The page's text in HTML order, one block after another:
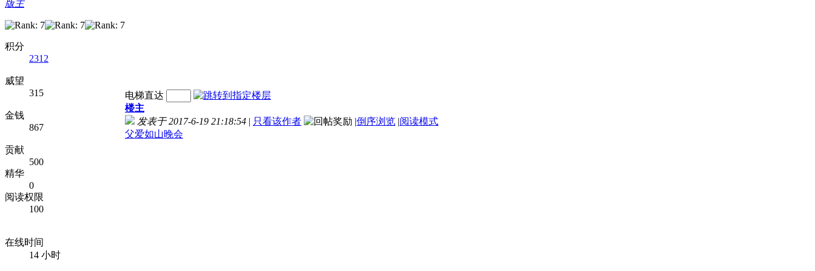
版主
积分
2312
威望
315
金钱
867
贡献
500
精华
0
阅读权限
100
在线时间
14 小时
电梯直达
楼主
发表于 2017-6-19 21:18:54 | 只看该作者 |倒序浏览 |阅读模式
父爱如山晚会